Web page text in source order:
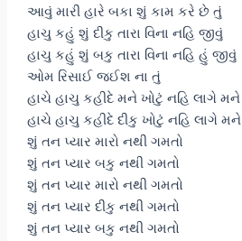
આવું મારી હારે બકા શું કામ કરે છે તું
હાચુ કહું શું દીકુ તારા વિના નહિ જીવું
હાચુ કહું શું બકુ તારા વિના નહિ હું જીવું
ઓમ રિસાઈ જઈશ ના તું
હાચે હાચુ કહીદે મને ખોટું નહિ લાગે મને
હાચે હાચુ કહીદે દીકુ ખોટું નહિ લાગે મને
શું તન પ્યાર મારો નથી ગમતો
શું તન પ્યાર બકુ નથી ગમતો
શું તન પ્યાર મારો નથી ગમતો
શું તન પ્યાર દીકુ નથી ગમતો
શું તન પ્યાર બકુ નથી ગમતો